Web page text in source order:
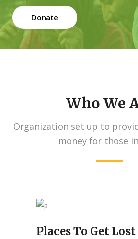
Donate
Who We
Organization set up to
money for those
Places To Get Lost